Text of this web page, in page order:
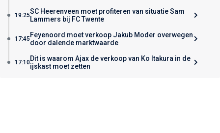
19:25SC Heerenveen moet profiteren van situatie Sam
Lammers bij FC Twente
17:45 Feyenoord moet verkoop Jakub Moder overwegen
door dalende marktwaarde
17:10Dit is waarom Ajax de verkoop van Ko Itakura in de
ijskast moet zetten